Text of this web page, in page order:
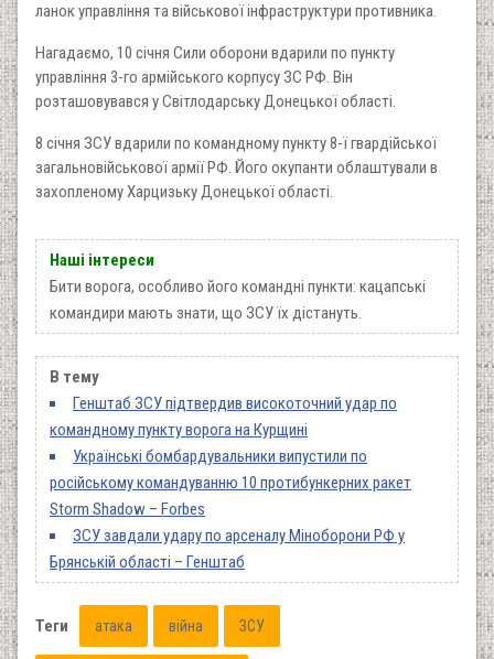
ланок управління та військової інфраструктури противника.
Нагадаємо, 10 січня Сили оборони вдарили по пункту
управління 3-го армійського корпусу ЗС РФ. Він
розташовувався у Світлодарську Донецької області.
8 січня ЗСУ вдарили по командному пункту 8-ї гвардійської
загальновійськової армії РФ. Його окупанти облаштували в
захопленому Харцизьку Донецької області.
Наші інтереси
Бити ворога, особливо його командні пункти: кацапські
командири мають знати, що ЗСУ їх дістануть.
В тему
Генштаб ЗСУ підтвердив високоточний удар по
командному пункту ворога на Курщині
Українські бомбардувальники випустили по
російському командуванню 10 протибункерних ракет
Storm Shadow – Forbes
ЗСУ завдали удару по арсеналу Міноборони РФ у
Брянській області – Генштаб
Теги атака війна ЗСУ